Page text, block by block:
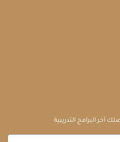
آخر البرامج التدريبية